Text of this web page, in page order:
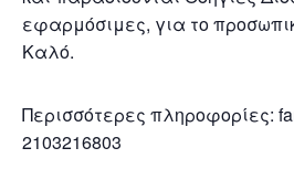
εφαρμόσιμες, για το
Καλό.
Περισσότερες πληροφορίες:
2103216803